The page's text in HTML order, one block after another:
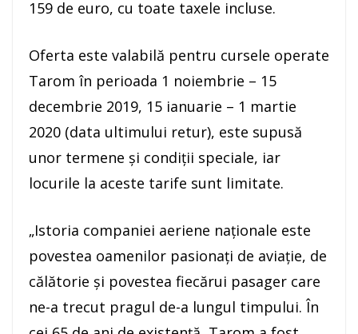
159 de euro, cu toate taxele incluse.
Oferta este valabilă pentru cursele operate
Tarom în perioada 1 noiembrie – 15
decembrie 2019, 15 ianuarie – 1 martie
2020 (data ultimului retur), este supusă
unor termene şi condiţii speciale, iar
locurile la aceste tarife sunt limitate.
„Istoria companiei aeriene naţionale este
povestea oamenilor pasionaţi de aviaţie, de
călătorie şi povestea fiecărui pasager care
ne-a trecut pragul de-a lungul timpului. În